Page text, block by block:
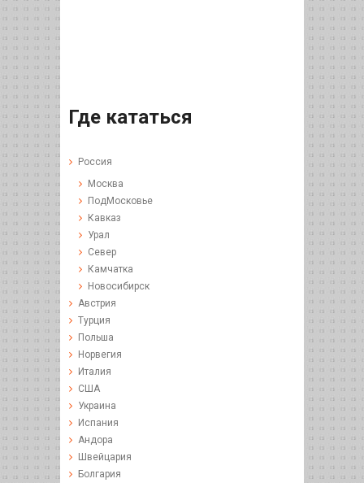
Где кататься
Россия
Москва
ПодМосковье
Кавказ
Урал
Север
Камчатка
Новосибирск
Австрия
Турция
Польша
Норвегия
Италия
США
Украина
Испания
Андора
Швейцария
Болгария